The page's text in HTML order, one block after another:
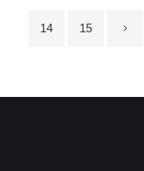
14 15